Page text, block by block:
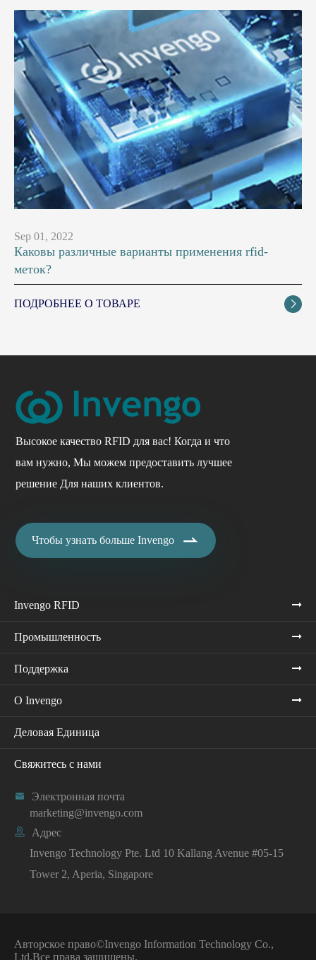
Sep 01, 2022
Каковы различные варианты применения rfid-
меток?
ПОДРОБНЕЕ О ТОВАРЕ 
Высокое качество RFID для вас! Когда и что
вам нужно, Мы можем предоставить лучшее
решение Для наших клиентов.
Чтобы узнать больше Invengo 
Invengo RFID
Промышленность
Поддержка
О Invengo
Деловая Единица
Свяжитесь с нами

Электронная почта
marketing@invengo.com

Адрес
Invengo Technology Pte. Ltd 10 Kallang Avenue #05-15
Tower 2, Aperia, Singapore
Авторское право©Invengo Information Technology Co.,
Ltd.Все права защищены.